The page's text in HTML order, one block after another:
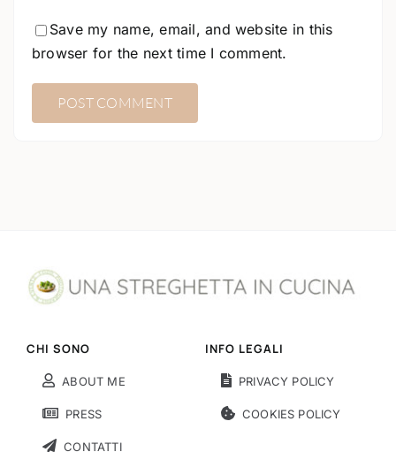
Save my name, email, and website in this
browser for the next time I comment.
CHI SONO
ABOUT ME
PRESS
CONTATTI
INFO LEGALI
PRIVACY POLICY
COOKIES POLICY